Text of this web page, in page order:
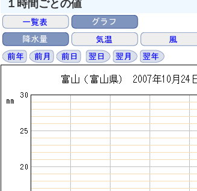
１時間ごとの値